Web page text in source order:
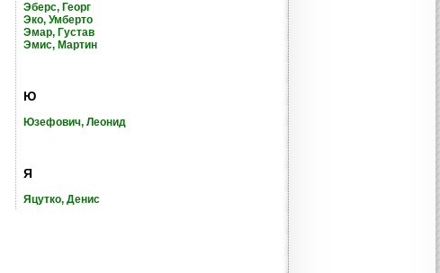
Эберс, Георг
Эко, Умберто
Эмар, Густав
Эмис, Мартин
Ю
Юзефович, Леонид
Я
Яцутко, Денис